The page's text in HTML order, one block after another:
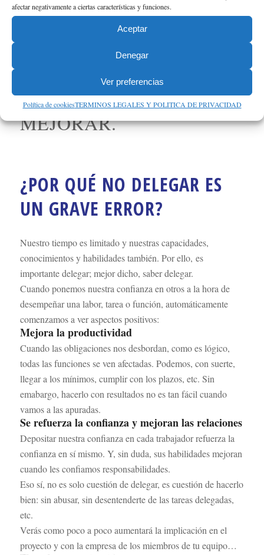
afectar negativamente a ciertas características y funciones.
Aceptar
Denegar
Ver preferencias
Política de cookiesTERMINOS LEGALES Y POLITICA DE PRIVACIDAD
LA BUENA NOTICIA ES
QUE ESTO SE PUEDE
CAMBIAR E INCLUSO
MEJORAR.
¿POR QUÉ NO DELEGAR ES
UN GRAVE ERROR?
Nuestro tiempo es limitado y nuestras capacidades,
conocimientos y habilidades también. Por ello, es
importante delegar; mejor dicho, saber delegar.
Cuando ponemos nuestra confianza en otros a la hora de
desempeñar una labor, tarea o función, automáticamente
comenzamos a ver aspectos positivos:
Mejora la productividad
Cuando las obligaciones nos desbordan, como es lógico,
todas las funciones se ven afectadas. Podemos, con suerte,
llegar a los mínimos, cumplir con los plazos, etc. Sin
emabargo, hacerlo con resultados no es tan fácil cuando
vamos a las apuradas.
Se refuerza la confianza y mejoran las relaciones
Depositar nuestra confianza en cada trabajador refuerza la
confianza en sí mismo. Y, sin duda, sus habilidades mejoran
cuando les confiamos responsabilidades.
Eso sí, no es solo cuestión de delegar, es cuestión de hacerlo
bien: sin abusar, sin desentenderte de las tareas delegadas,
etc.
Verás como poco a poco aumentará la implicación en el
proyecto y con la empresa de los miembros de tu equipo…